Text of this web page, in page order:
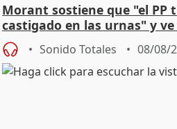
Morant sostiene que "el PP
castigado en las urnas" y
cambio"
Sonido Totales 08/08/